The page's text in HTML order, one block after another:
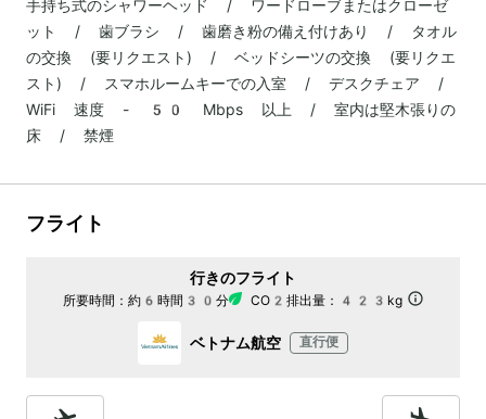
手持ち式のシャワーヘッド / ワードローブまたはクローゼ
ット / 歯ブラシ / 歯磨き粉の備え付けあり / タオル
の交換 (要リクエスト) / ベッドシーツの交換 (要リクエ
スト) / スマホルームキーでの入室 / デスクチェア /
WiFi 速度 - 50 Mbps 以上 / 室内は堅木張りの
床 / 禁煙
フライト
行きのフライト
所要時間： 約6時間30分 CO2排出量： 423kg
ベトナム航空 直行便